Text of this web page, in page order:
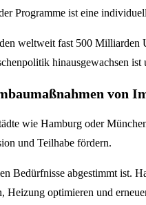
Programme ist eine
weltweit fast 500
hinausgewachsen
von
wie Hamburg oder
und Teilhabe fördern.
Bedürfnisse abgestimmt ist.
optimieren und